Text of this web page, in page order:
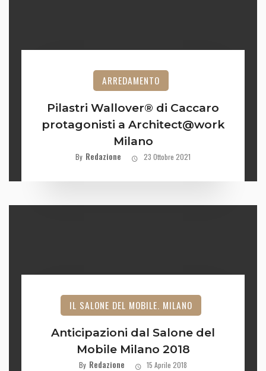
ARREDAMENTO
Pilastri Wallover® di Caccaro
protagonisti a Architect@work
Milano
By Redazione 23 Ottobre 2021
IL SALONE DEL MOBILE. MILANO
Anticipazioni dal Salone del
Mobile Milano 2018
By Redazione 15 Aprile 2018